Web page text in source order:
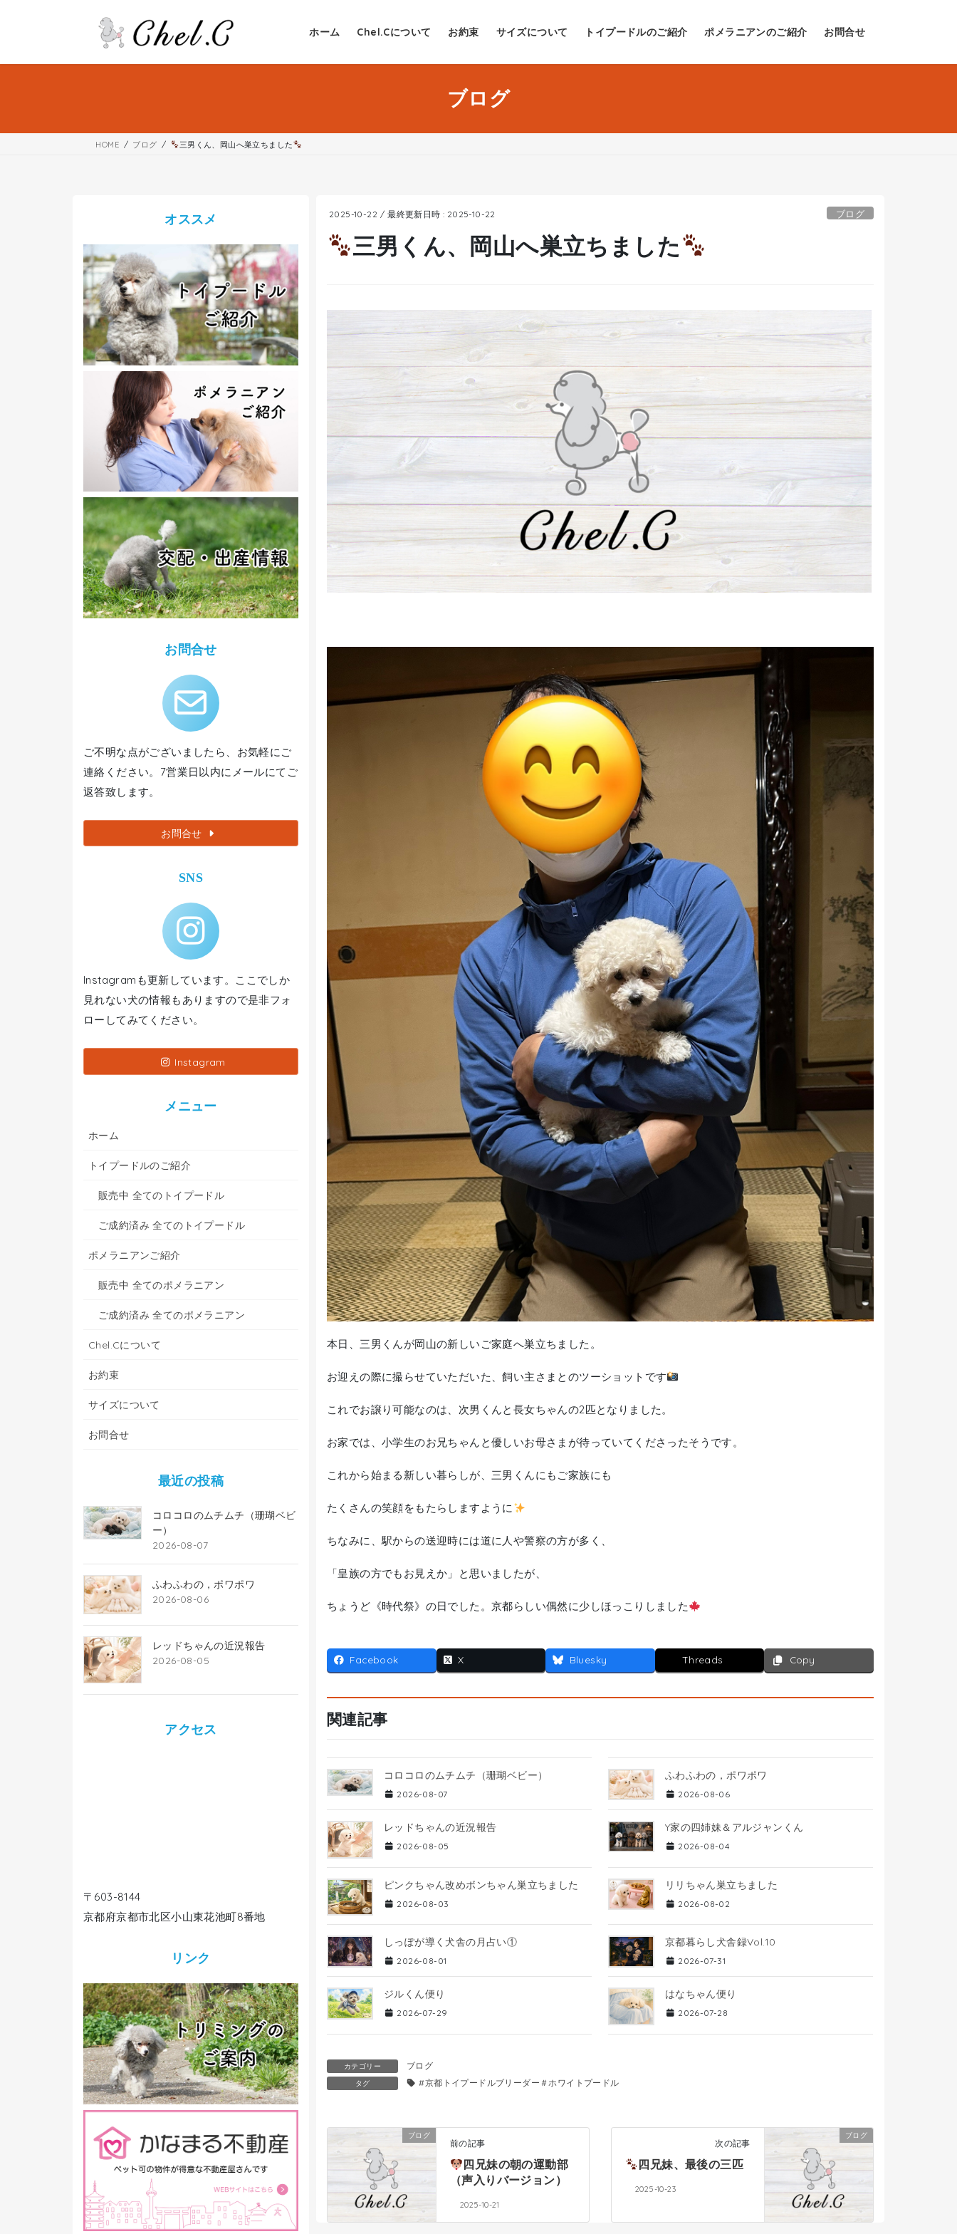
ッ
移
ホーム Chel.Cについて お約束 サイズについて トイプードルのご紹介 ポメラニアンのご紹介 お問合せ
ブログ
HOME ブログ 三男くん、岡山へ巣立ちました
2025-10-22 / 最終更新日時 : 2025-10-22 ブログ
三男くん、岡山へ巣立ちました
本日、三男くんが岡山の新しいご家庭へ巣立ちました。
お迎えの際に撮らせていただいた、飼い主さまとのツーショットです
これでお譲り可能なのは、次男くんと長女ちゃんの2匹となりました。
お家では、小学生のお兄ちゃんと優しいお母さまが待っていてくださったそうです。
これから始まる新しい暮らしが、三男くんにもご家族にも
たくさんの笑顔をもたらしますように
ちなみに、駅からの送迎時には道に人や警察の方が多く、
「皇族の方でもお見えか」と思いましたが、
ちょうど《時代祭》の日でした。京都らしい偶然に少しほっこりしました
Facebook X Bluesky Threads Copy
関連記事
コロコロのムチムチ（珊瑚ベビー）
2026-08-07
ふわふわの，ポワポワ
2026-08-06
レッドちゃんの近況報告
2026-08-05
Y家の四姉妹＆アルジャンくん
2026-08-04
ピンクちゃん改めボンちゃん巣立ちました
2026-08-03
リリちゃん巣立ちました
2026-08-02
しっぽが導く犬舎の月占い①
2026-08-01
京都暮らし犬舎録Vol.10
2026-07-31
ジルくん便り
2026-07-29
はなちゃん便り
2026-07-28
カテゴリー ブログ
タグ #京都トイプードルブリーダー＃ホワイトプードル
ブログ
前の記事
四兄妹の朝の運動部
（声入りバージョン）
2025-10-21
ブログ
次の記事
四兄妹、最後の三匹
2025-10-23
オススメ
お問合せ
ご不明な点がございましたら、お気軽にご
連絡ください。7営業日以内にメールにてご
返答致します。
お問合せ
SNS
Instagramも更新しています。ここでしか
見れない犬の情報もありますので是非フォ
ローしてみてください。
Instagram
メニュー
ホーム
トイプードルのご紹介
販売中 全てのトイプードル
ご成約済み 全てのトイプードル
ポメラニアンご紹介
販売中 全てのポメラニアン
ご成約済み 全てのポメラニアン
Chel.Cについて
お約束
サイズについて
お問合せ
最近の投稿
コロコロのムチムチ（珊瑚ベビ
ー）
2026-08-07
ふわふわの，ポワポワ
2026-08-06
レッドちゃんの近況報告
2026-08-05
アクセス
〒603-8144
京都府京都市北区小山東花池町8番地
リンク